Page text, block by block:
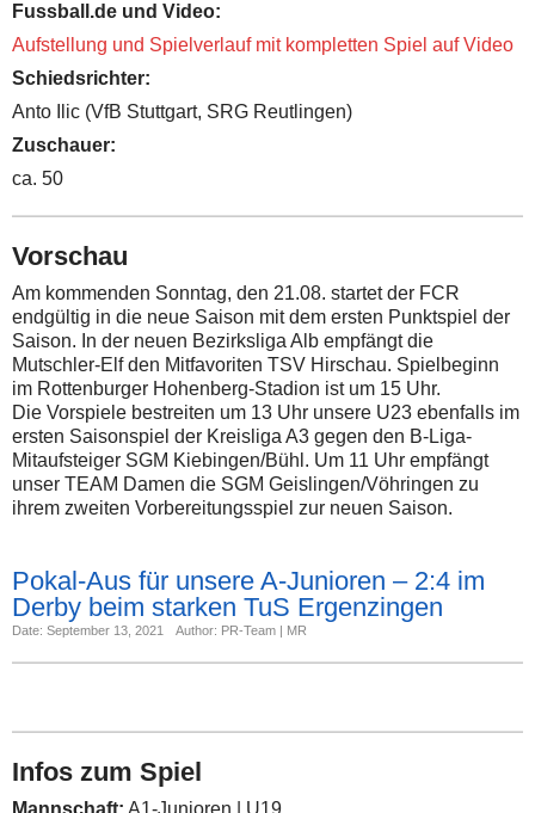
Fussball.de und Video:
Aufstellung und Spielverlauf mit kompletten Spiel auf Video
Schiedsrichter:
Anto Ilic (VfB Stuttgart, SRG Reutlingen)
Zuschauer:
ca. 50
Vorschau
Am kommenden Sonntag, den 21.08. startet der FCR
endgültig in die neue Saison mit dem ersten Punktspiel der
Saison. In der neuen Bezirksliga Alb empfängt die
Mutschler-Elf den Mitfavoriten TSV Hirschau. Spielbeginn
im Rottenburger Hohenberg-Stadion ist um 15 Uhr.
Die Vorspiele bestreiten um 13 Uhr unsere U23 ebenfalls im
ersten Saisonspiel der Kreisliga A3 gegen den B-Liga-
Mitaufsteiger SGM Kiebingen/Bühl. Um 11 Uhr empfängt
unser TEAM Damen die SGM Geislingen/Vöhringen zu
ihrem zweiten Vorbereitungsspiel zur neuen Saison.
Pokal-Aus für unsere A-Junioren – 2:4 im
Derby beim starken TuS Ergenzingen
Date: September 13, 2021 Author: PR-Team | MR
Infos zum Spiel
Mannschaft: A1-Junioren | U19